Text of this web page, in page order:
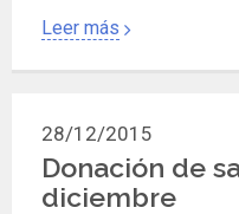
Leer más
28/12/2015
Donación de
diciembre